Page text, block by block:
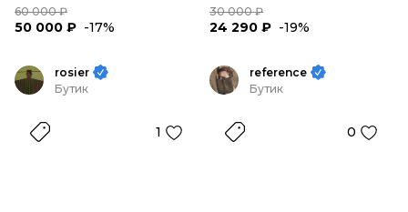
60 000 ₽
50 000 ₽ -17%
30 000 ₽
24 290 ₽ -19%
rosier
Бутик
1
reference
Бутик
0